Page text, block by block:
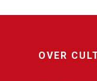
OVER